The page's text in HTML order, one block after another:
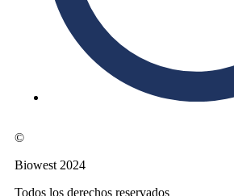
©
Biowest 2024
Todos los derechos reservados